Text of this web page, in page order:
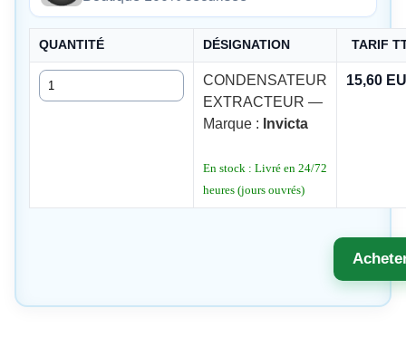
QUANTITÉ DÉSIGNATION TARIF
Quantité
CONDENSATEUR
EXTRACTEUR —
Marque : Invicta
En stock : Livré en 24/72
heures (jours ouvrés)
15,60